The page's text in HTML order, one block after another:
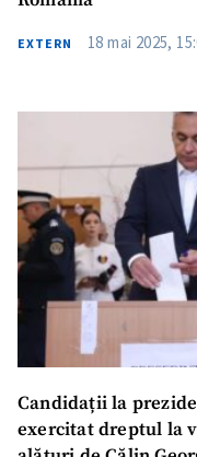
EXTERN 18 mai 2025,
Candidații la
exercitat dreptul la